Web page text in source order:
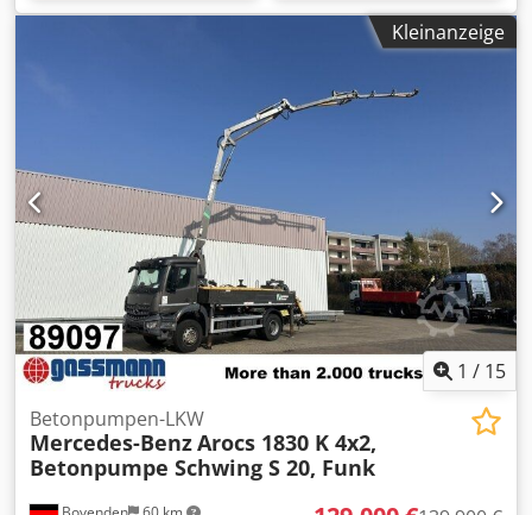
Kleinanzeige
1 / 15
Betonpumpen-LKW
Mercedes-BenzArocs 1830 K 4x2,
Betonpumpe Schwing S 20, Funk